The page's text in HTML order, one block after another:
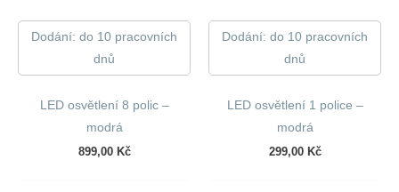
Dodání: do 10 pracovních
dnů
LED osvětlení 8 polic –
modrá
899,00 Kč
Dodání: do 10 pracovních
dnů
LED osvětlení 1 police –
modrá
299,00 Kč